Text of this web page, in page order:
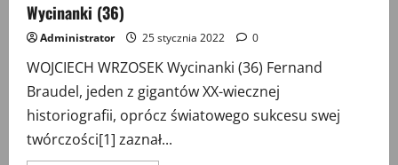
Wycinanki (36)
Administrator 25 stycznia 2022 0
WOJCIECH WRZOSEK Wycinanki (36) Fernand
Braudel, jeden z gigantów XX-wiecznej
historiografii, oprócz światowego sukcesu swej
twórczości[1] zaznał...